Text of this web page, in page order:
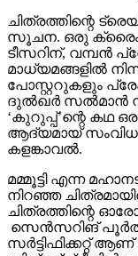
ചിത്രത്തിന്റെ
സൂചന. ഒരു ക്രൈം
ടീസറിന്, വമ്പൻ
മാധ്യമങ്ങളിൽ
പോസ്റ്ററുകളും
ദുൽഖർ സൽമാൻ
‘കുറുപ്പ്’ന്റെ കഥ
ആദ്യമായ്
കളങ്കാവൽ.
മമ്മൂട്ടി എന്ന
നിറഞ്ഞ
ചിത്രത്തിന്റെ
സെൻസറിങ്
സർട്ടിഫിക്കറ്റ് ആണ്